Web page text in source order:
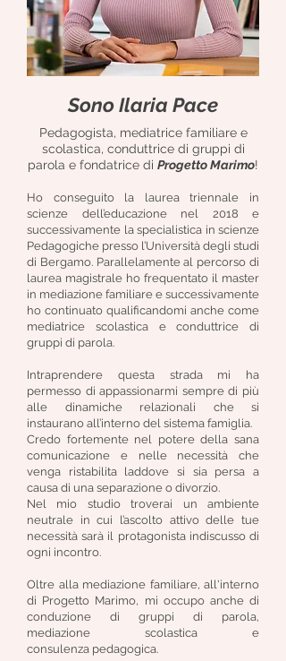
Sono Ilaria Pace
Pedagogista, mediatrice familiare e
scolastica, conduttrice di gruppi di
parola e fondatrice di Progetto Marimo!
Ho conseguito la laurea triennale in
scienze dell’educazione nel 2018 e
successivamente la specialistica in scienze
Pedagogiche presso l’Università degli studi
di Bergamo. Parallelamente al percorso di
laurea magistrale ho frequentato il master
in mediazione familiare e successivamente
ho continuato qualificandomi anche come
mediatrice scolastica e conduttrice di
gruppi di parola.
Intraprendere questa strada mi ha
permesso di appassionarmi sempre di più
alle dinamiche relazionali che si
instaurano all’interno del sistema famiglia.
Credo fortemente nel potere della sana
comunicazione e nelle necessità che
venga ristabilita laddove si sia persa a
causa di una separazione o divorzio.
Nel mio studio troverai un ambiente
neutrale in cui l’ascolto attivo delle tue
necessità sarà il protagonista indiscusso di
ogni incontro.
Oltre alla mediazione familiare, all'interno
di Progetto Marimo, mi occupo anche di
conduzione di gruppi di parola,
mediazione scolastica e
consulenza pedagogica.